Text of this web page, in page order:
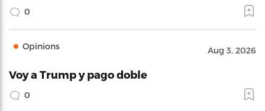
0
Opinions Aug 3, 2026
Voy a Trump y pago doble
0